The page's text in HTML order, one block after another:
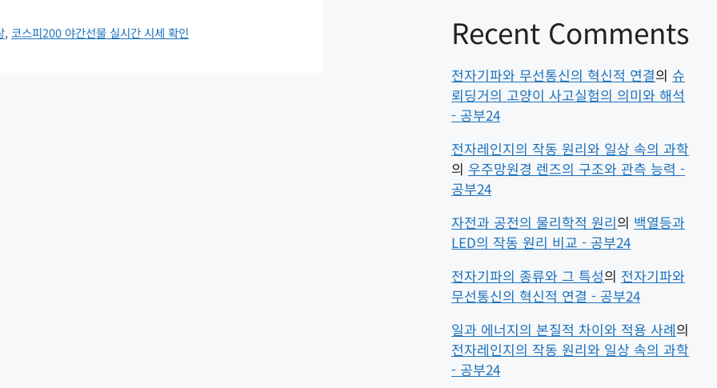
,코스피200 야간선물 실시간 시세 확인 Recent Comments
전자기파와 무선통신의 혁신적 연결의 슈
뢰딩거의 고양이 사고실험의 의미와 해석
- 공부24
전자레인지의 작동 원리와 일상 속의 과학
의 우주망원경 렌즈의 구조와 관측 능력 -
공부24
자전과 공전의 물리학적 원리의 백열등과
LED의 작동 원리 비교 - 공부24
전자기파의 종류와 그 특성의 전자기파와
무선통신의 혁신적 연결 - 공부24
일과 에너지의 본질적 차이와 적용 사례의
전자레인지의 작동 원리와 일상 속의 과학
- 공부24